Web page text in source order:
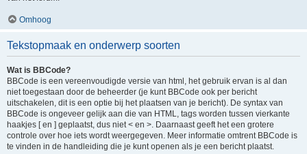
Omhoog
Tekstopmaak en onderwerp soorten
Wat is BBCode?
BBCode is een vereenvoudigde versie van html, het gebruik ervan is al dan
niet toegestaan door de beheerder (je kunt BBCode ook per bericht
uitschakelen, dit is een optie bij het plaatsen van je bericht). De syntax van
BBCode is ongeveer gelijk aan die van HTML, tags worden tussen vierkante
haakjes [ en ] geplaatst, dus niet < en >. Daarnaast geeft het een grotere
controle over hoe iets wordt weergegeven. Meer informatie omtrent BBCode is
te vinden in de handleiding die je kunt openen als je een bericht plaatst.